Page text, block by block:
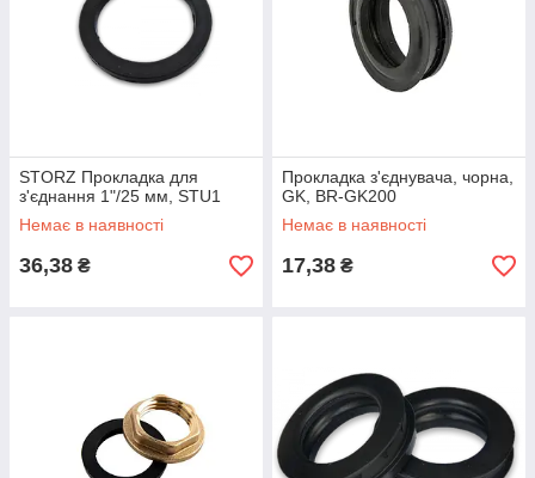
STORZ Прокладка для
з'єднання 1"/25 мм, STU1
Немає в наявності
36,38 ₴
Прокладка з'єднувача, чорна,
GK, BR-GK200
Немає в наявності
17,38 ₴